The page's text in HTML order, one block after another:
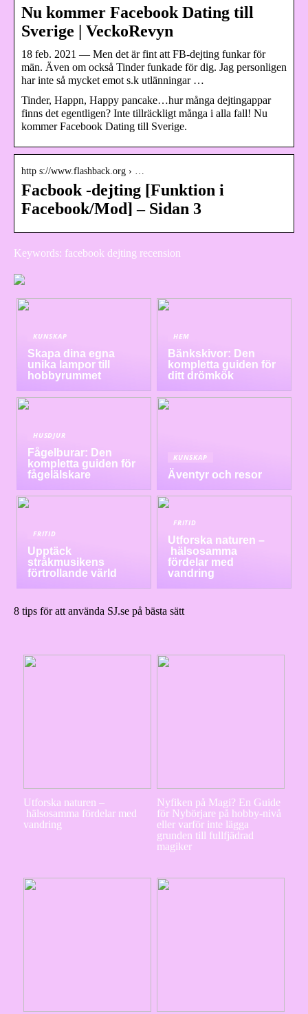
Nu kommer Facebook Dating till
Sverige | VeckoRevyn
18 feb. 2021 — Men det är fint att FB-dejting funkar för
män. Även om också Tinder funkade för dig. Jag personligen
har inte så mycket emot s.k utlänningar …
Tinder, Happn, Happy pancake…hur många dejtingappar
finns det egentligen? Inte tillräckligt många i alla fall! Nu
kommer Facebook Dating till Sverige.
http s://www.flashback.org › …
Facbook -dejting [Funktion i
Facebook/Mod] – Sidan 3
Keywords: facebook dejting recension
KUNSKAP
Skapa dina egna
unika lampor till
hobbyrummet
HEM
Bänkskivor: Den
kompletta guiden för
ditt drömkök
HUSDJUR
Fågelburar: Den
kompletta guiden för
fågelälskare
KUNSKAP
Äventyr och resor
FRITID
Upptäck
stråkmusikens
förtrollande värld
FRITID
Utforska naturen –
hälsosamma
fördelar med
vandring
8 tips för att använda SJ.se på bästa sätt
Utforska naturen –
hälsosamma fördelar med
vandring
Nyfiken på Magi? En Guide
för Nybörjare på hobby-nivå
eller varför inte lägga
grunden till fullfjädrad
magiker